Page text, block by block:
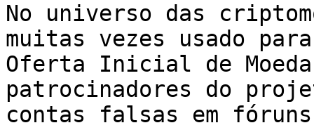
No universo das
muitas vezes usado
Oferta Inicial de
patrocinadores do
contas falsas em